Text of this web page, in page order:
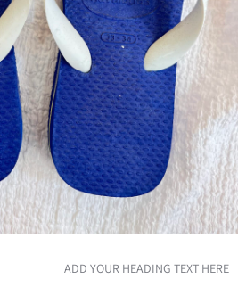
ADD YOUR HEADING TEXT HERE